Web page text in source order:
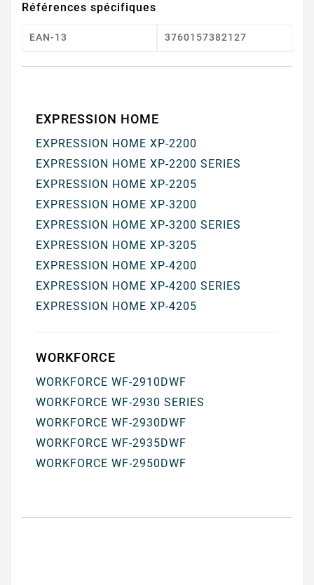
Références spécifiques
EAN-13 3760157382127
EXPRESSION HOME
EXPRESSION HOME XP-2200
EXPRESSION HOME XP-2200 SERIES
EXPRESSION HOME XP-2205
EXPRESSION HOME XP-3200
EXPRESSION HOME XP-3200 SERIES
EXPRESSION HOME XP-3205
EXPRESSION HOME XP-4200
EXPRESSION HOME XP-4200 SERIES
EXPRESSION HOME XP-4205
WORKFORCE
WORKFORCE WF-2910DWF
WORKFORCE WF-2930 SERIES
WORKFORCE WF-2930DWF
WORKFORCE WF-2935DWF
WORKFORCE WF-2950DWF